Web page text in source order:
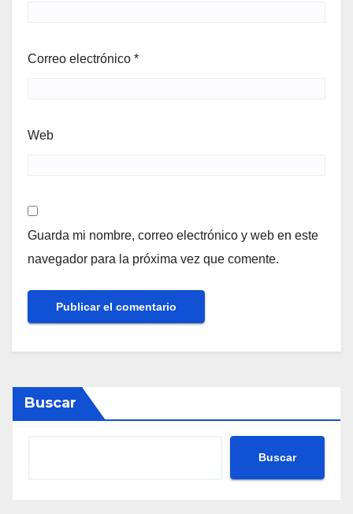
Correo electrónico *
Web
Guarda mi nombre, correo electrónico y web en este
navegador para la próxima vez que comente.
Buscar
Buscar